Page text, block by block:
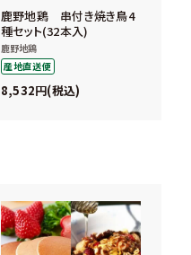
鹿野地鶏 串付き焼き鳥4
種セット(32本入)
鹿野地鶏
産地直送便
8,532 税込